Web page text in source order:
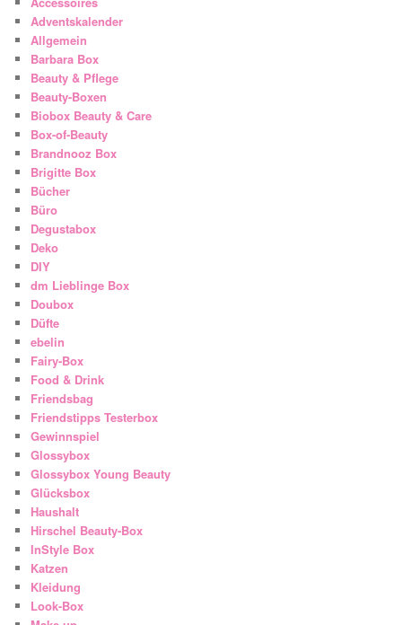
Adventskalender
Allgemein
Barbara Box
Beauty & Pflege
Beauty-Boxen
Biobox Beauty & Care
Box-of-Beauty
Brandnooz Box
Brigitte Box
Bücher
Büro
Degustabox
Deko
DIY
dm Lieblinge Box
Doubox
Düfte
ebelin
Fairy-Box
Food & Drink
Friendsbag
Friendstipps Testerbox
Gewinnspiel
Glossybox
Glossybox Young Beauty
Glücksbox
Haushalt
Hirschel Beauty-Box
InStyle Box
Katzen
Kleidung
Look-Box